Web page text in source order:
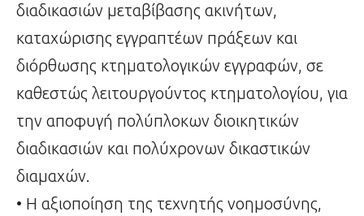
διαδικασιών μεταβίβασης ακινήτων,
καταχώρισης εγγραπτέων πράξεων και
διόρθωσης κτηματολογικών εγγραφών, σε
καθεστώς λειτουργούντος κτηματολογίου, για
την αποφυγή πολύπλοκων διοικητικών
διαδικασιών και πολύχρονων δικαστικών
διαμαχών.
• Η αξιοποίηση της τεχνητής νοημοσύνης,